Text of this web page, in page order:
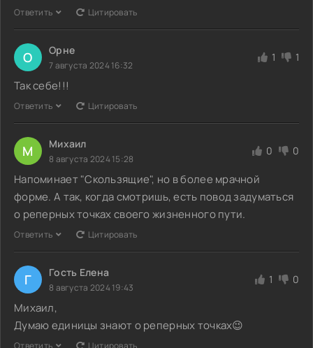
Ответить Цитировать
О Орне
7 августа 2024 16:32
1 1
Так себе!!!
Ответить Цитировать
М Михаил
8 августа 2024 15:28
0 0
Напоминает "Скользящие", но в более мрачной
форме. А так, когда смотришь, есть повод задуматься
о реперных точках своего жизненного пути.
Ответить Цитировать
Г Гость Елена
8 августа 2024 19:43
1 0
Михаил,
Думаю единицы знают о реперных точках😉
Ответить Цитировать